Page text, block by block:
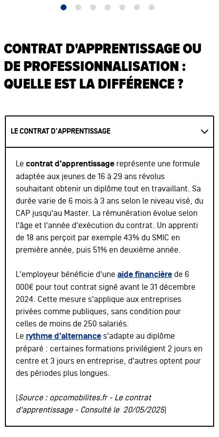
CONTRAT D'APPRENTISSAGE OU
DE PROFESSIONNALISATION :
QUELLE EST LA DIFFÉRENCE ?
LE CONTRAT D'APPRENTISSAGE
Le contrat d'apprentissage représente une formule
adaptée aux jeunes de 16 à 29 ans révolus
souhaitant obtenir un diplôme tout en travaillant. Sa
durée varie de 6 mois à 3 ans selon le niveau visé, du
CAP jusqu'au Master. La rémunération évolue selon
l'âge et l'année d'exécution du contrat. Un apprenti
de 18 ans perçoit par exemple 43% du SMIC en
première année, puis 51% en deuxième année.
L'employeur bénéficie d'une aide financière de 6
000€ pour tout contrat signé avant le 31 décembre
2024. Cette mesure s'applique aux entreprises
privées comme publiques, sans condition pour
celles de moins de 250 salariés.
Le rythme d'alternance s'adapte au diplôme
préparé : certaines formations privilégient 2 jours en
centre et 3 jours en entreprise, d'autres optent pour
des périodes plus longues.
(Source : opcomobilites.fr - Le contrat
d'apprentissage - Consulté le 20/05/2025)